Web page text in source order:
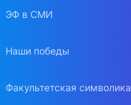
ЭФ в СМИ
Наши победы
Факультетская символика